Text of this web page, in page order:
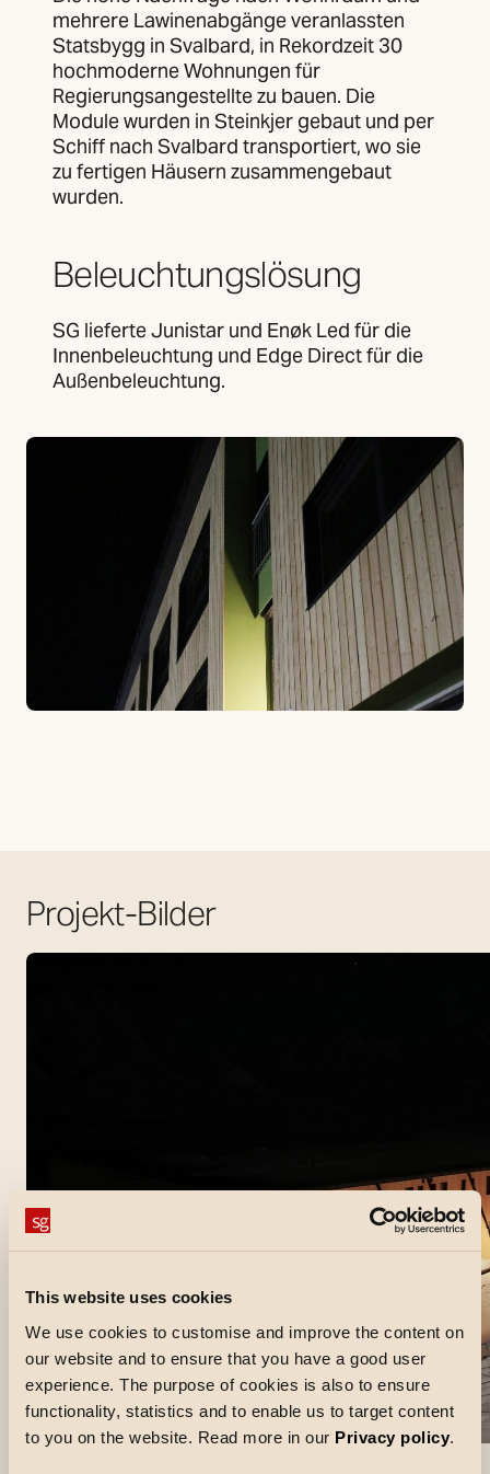
This website uses cookies
We use cookies to customise and improve the content on
our website and to ensure that you have a good user
experience. The purpose of cookies is also to ensure
functionality, statistics and to enable us to target content
to you on the website. Read more in our Privacy policy.
mehrere Lawinenabgänge veranlassten
Statsbygg in Svalbard, in Rekordzeit 30
hochmoderne Wohnungen für
Regierungsangestellte zu bauen. Die
Module wurden in Steinkjer gebaut und per
Schiff nach Svalbard transportiert, wo sie
zu fertigen Häusern zusammengebaut
wurden.
Beleuchtungslösung
SG lieferte Junistar und Enøk Led für die
Innenbeleuchtung und Edge Direct für die
Außenbeleuchtung.
Projekt-Bilder